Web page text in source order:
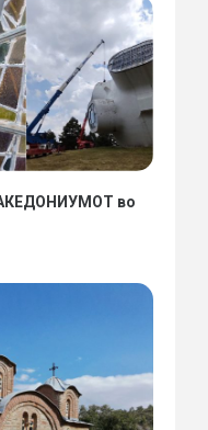
во